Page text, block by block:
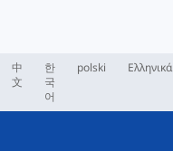
中
文
한
국
어
polski Ελληνικά